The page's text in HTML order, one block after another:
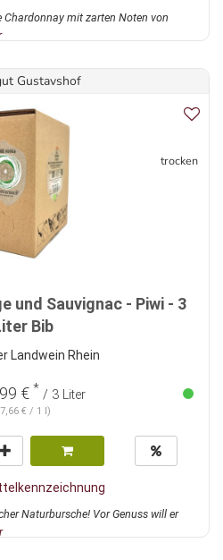
Chardonnay mit zarten Noten von
Gustavshof
trocken
und Sauvignac - Piwi - 3
Bib
Landwein Rhein
€ * / 3 Liter
€ / 1 l)
Naturbursche! Vor Genuss will er